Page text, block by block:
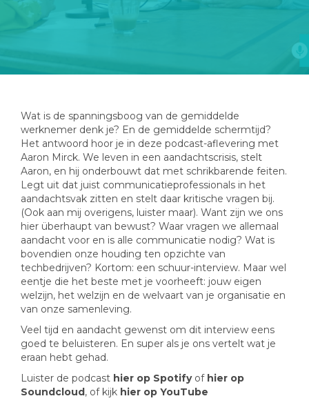
Wat is de spanningsboog van de gemiddelde
werknemer denk je? En de gemiddelde schermtijd?
Het antwoord hoor je in deze podcast-aflevering met
Aaron Mirck. We leven in een aandachtscrisis, stelt
Aaron, en hij onderbouwt dat met schrikbarende feiten.
Legt uit dat juist communicatieprofessionals in het
aandachtsvak zitten en stelt daar kritische vragen bij.
(Ook aan mij overigens, luister maar). Want zijn we ons
hier überhaupt van bewust? Waar vragen we allemaal
aandacht voor en is alle communicatie nodig? Wat is
bovendien onze houding ten opzichte van
techbedrijven? Kortom: een schuur-interview. Maar wel
eentje die het beste met je voorheeft: jouw eigen
welzijn, het welzijn en de welvaart van je organisatie en
van onze samenleving.
Veel tijd en aandacht gewenst om dit interview eens
goed te beluisteren. En super als je ons vertelt wat je
eraan hebt gehad.
Luister de podcast hier op Spotifyof hier op
Soundcloud, of kijk hier op YouTube